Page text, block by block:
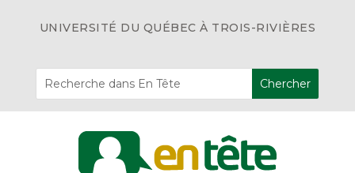
UNIVERSITÉ DU QUÉBEC À TROIS-RIVIÈRES